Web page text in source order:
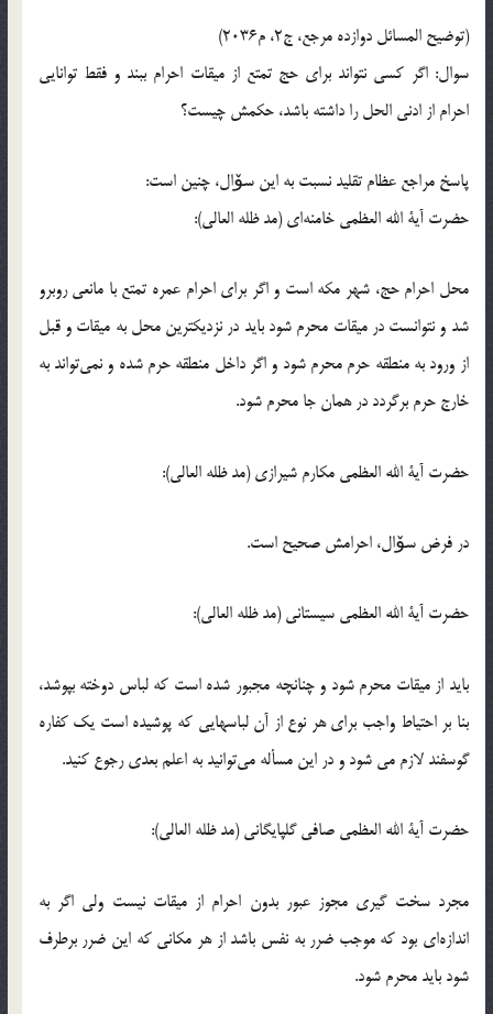
(توضیح المسائل دوازده مرجع، ج2، م2036)
سوال: اگر کسی نتواند برای حج تمتع از میقات احرام ببند و فقط توانایی
احرام از ادنی الحل را داشته باشد، حکمش چیست؟
پاسخ مراجع عظام تقلید نسبت به این سۆال، چنین است:
حضرت آیة الله العظمی خامنه‌ای (مد ظله العالی):
محل احرام حج، شهر مکه است و اگر براى‌ احرام عمره تمتع با مانعى‌ روبرو
شد و نتوانست در میقات محرم شود باید در نزدیکترین محل به میقات و قبل
از ورود به منطقه حرم محرم شود و اگر داخل منطقه حرم شده و نمى‌تواند به
خارج حرم برگردد در همان جا محرم شود.
حضرت آیة الله العظمی مکارم شیرازی (مد ظله العالی):
در فرض سۆال، احرامش صحیح است.
حضرت آیة الله العظمی سیستانی (مد ظله العالی):
باید از میقات محرم شود و چنانچه مجبور شده است که لباس دوخته بپوشد،
بنا بر احتیاط واجب برای هر نوع از آن لباسهایی که پوشیده است یک کفاره
گوسفند لازم می شود و در این مسأله می‌توانید به اعلم بعدی رجوع کنید.
حضرت آیة الله العظمی صافی گلپایگانی (مد ظله العالی):
مجرد سخت گیری مجوز عبور بدون احرام از میقات نیست ولی اگر به
اندازه‌ای بود که موجب ضرر به نفس باشد از هر مکانی که این ضرر برطرف
شود باید محرم شود.